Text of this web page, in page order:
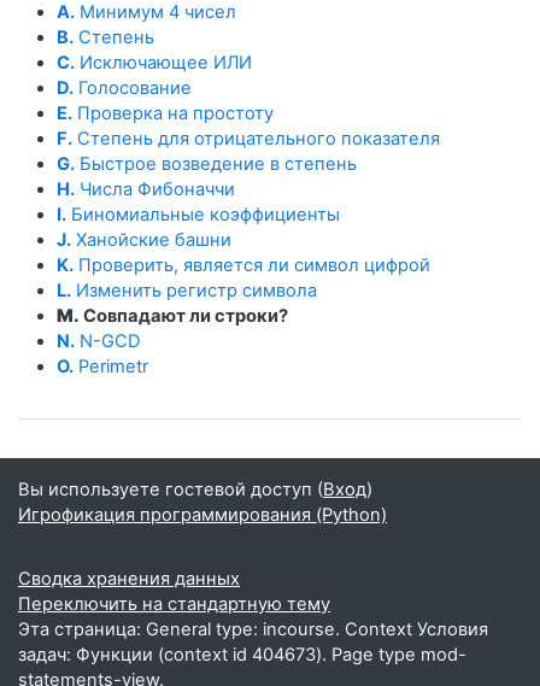
A. Минимум 4 чисел
B. Степень
C. Исключающее ИЛИ
D. Голосование
E. Проверка на простоту
F. Степень для отрицательного показателя
G. Быстрое возведение в степень
H. Числа Фибоначчи
I. Биномиальные коэффициенты
J. Ханойские башни
K. Проверить, является ли символ цифрой
L. Изменить регистр символа
M. Совпадают ли строки?
N. N-GCD
O. Perimetr
Вы используете гостевой доступ (Вход)
Игрофикация программирования (Python)
Сводка хранения данных
Переключить на стандартную тему
Эта страница: General type: incourse. Context Условия
задач: Функции (context id 404673). Page type mod-
statements-view.